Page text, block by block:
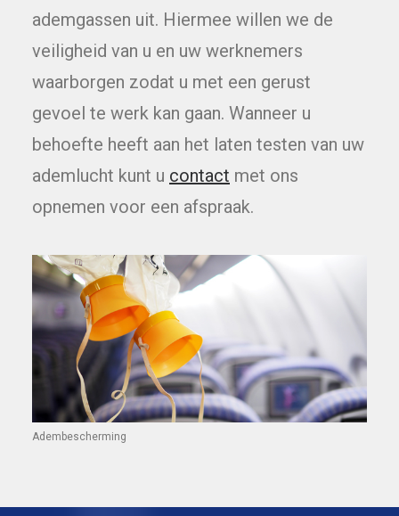
ademgassen uit. Hiermee willen we de
veiligheid van u en uw werknemers
waarborgen zodat u met een gerust
gevoel te werk kan gaan. Wanneer u
behoefte heeft aan het laten testen van uw
ademlucht kunt u contact met ons
opnemen voor een afspraak.
Adembescherming